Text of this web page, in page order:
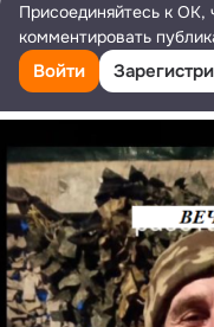
радиотелефонитса.
17 января 2025 года
почестями на кладбище
Светлая память герою!
Присоединяйтесь к ОК,
комментировать
Войти